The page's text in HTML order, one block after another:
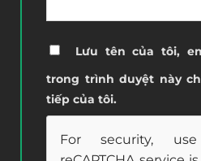
Lưu tên của tôi,
trong trình duyệt này
tiếp của tôi.
For security,